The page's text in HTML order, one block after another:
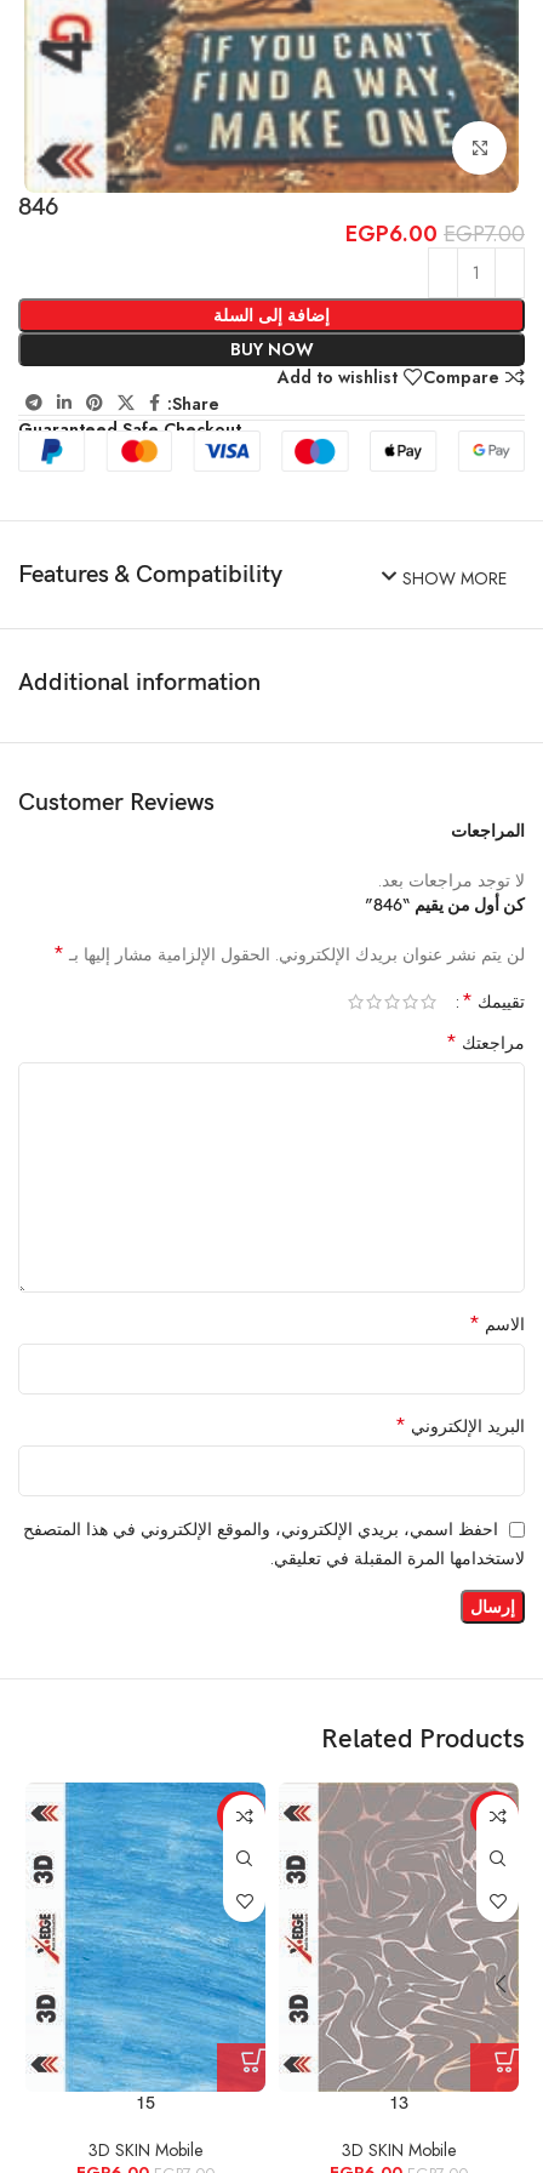
Click to enlarge
846
EGP7.00
EGP6.00
إضافة إلى السلة
BUY NOW
Compare
Add to wishlist
Share:
Guaranteed Safe Checkout
Features & Compatibility SHOW MORE
Additional information
Customer Reviews
المراجعات
لا توجد مراجعات بعد.
كن أول من يقيم “846”
لن يتم نشر عنوان بريدك الإلكتروني. الحقول الإلزامية مشار إليها بـ *
تقييمك *
مراجعتك *
الاسم *
البريد الإلكتروني *
احفظ اسمي، بريدي الإلكتروني، والموقع الإلكتروني في هذا المتصفح
لاستخدامها المرة المقبلة في تعليقي.
Related Products
-14%
13
3D SKIN Mobile
-14%
15
3D SKIN Mobile